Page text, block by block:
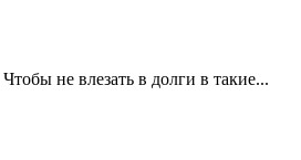
не влезать в долги в такие...